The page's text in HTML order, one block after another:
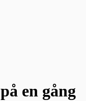
på en gång